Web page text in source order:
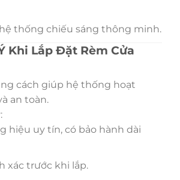
thống chiếu sáng thông minh.
Khi Lắp Đặt Rèm Cửa
cách giúp hệ thống hoạt
an toàn.
hiệu uy tín, có bảo hành dài
xác trước khi lắp.